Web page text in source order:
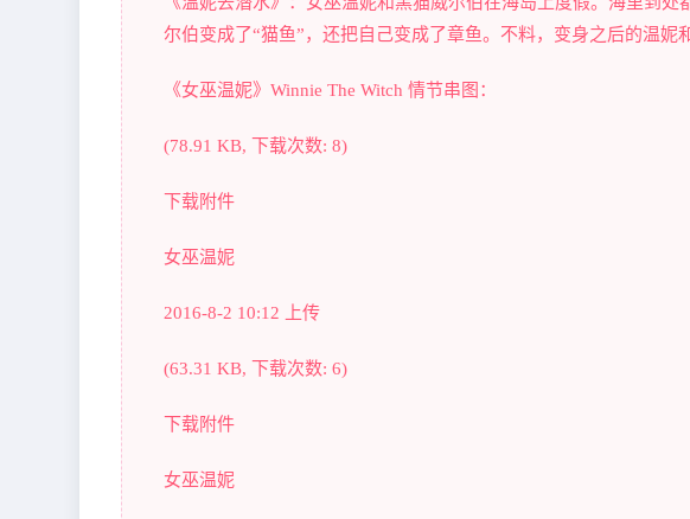
尔伯变成了“猫鱼”，还把自己变成了章鱼。不料，变身之后的温
《女巫温妮》Winnie The Witch 情节串图：
(78.91 KB, 下载次数: 8)
下载附件
女巫温妮
2016-8-2 10:12 上传
(63.31 KB, 下载次数: 6)
下载附件
女巫温妮